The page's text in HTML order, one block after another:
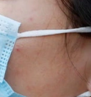
thăng hạng
số trúng 31
quan 120 tỷ